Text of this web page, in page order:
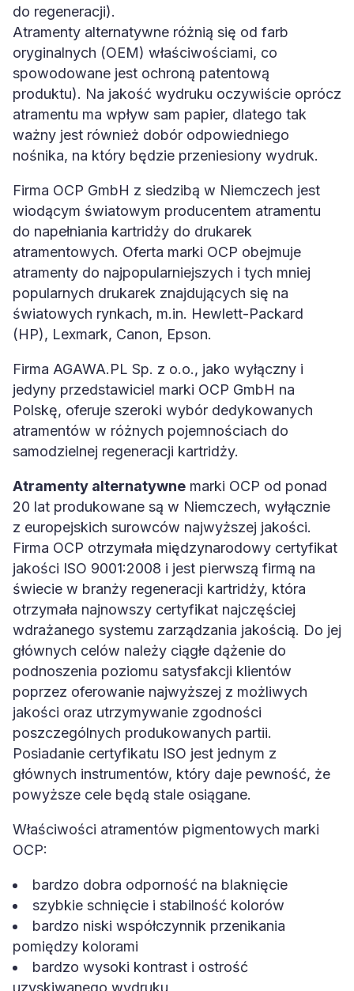
do regeneracji).
Atramenty alternatywne różnią się od farb
oryginalnych (OEM) właściwościami, co
spowodowane jest ochroną patentową
produktu). Na jakość wydruku oczywiście oprócz
atramentu ma wpływ sam papier, dlatego tak
ważny jest również dobór odpowiedniego
nośnika, na który będzie przeniesiony wydruk.
Firma OCP GmbH z siedzibą w Niemczech jest
wiodącym światowym producentem atramentu
do napełniania kartridży do drukarek
atramentowych. Oferta marki OCP obejmuje
atramenty do najpopularniejszych i tych mniej
popularnych drukarek znajdujących się na
światowych rynkach, m.in. Hewlett-Packard
(HP), Lexmark, Canon, Epson.
Firma AGAWA.PL Sp. z o.o., jako wyłączny i
jedyny przedstawiciel marki OCP GmbH na
Polskę, oferuje szeroki wybór dedykowanych
atramentów w różnych pojemnościach do
samodzielnej regeneracji kartridży.
Atramenty alternatywne marki OCP od ponad
20 lat produkowane są w Niemczech, wyłącznie
z europejskich surowców najwyższej jakości.
Firma OCP otrzymała międzynarodowy certyfikat
jakości ISO 9001:2008 i jest pierwszą firmą na
świecie w branży regeneracji kartridży, która
otrzymała najnowszy certyfikat najczęściej
wdrażanego systemu zarządzania jakością. Do jej
głównych celów należy ciągłe dążenie do
podnoszenia poziomu satysfakcji klientów
poprzez oferowanie najwyższej z możliwych
jakości oraz utrzymywanie zgodności
poszczególnych produkowanych partii.
Posiadanie certyfikatu ISO jest jednym z
głównych instrumentów, który daje pewność, że
powyższe cele będą stale osiągane.
Właściwości atramentów pigmentowych marki
OCP:
bardzo dobra odporność na blaknięcie
szybkie schnięcie i stabilność kolorów
bardzo niski współczynnik przenikania
pomiędzy kolorami
bardzo wysoki kontrast i ostrość
uzyskiwanego wydruku